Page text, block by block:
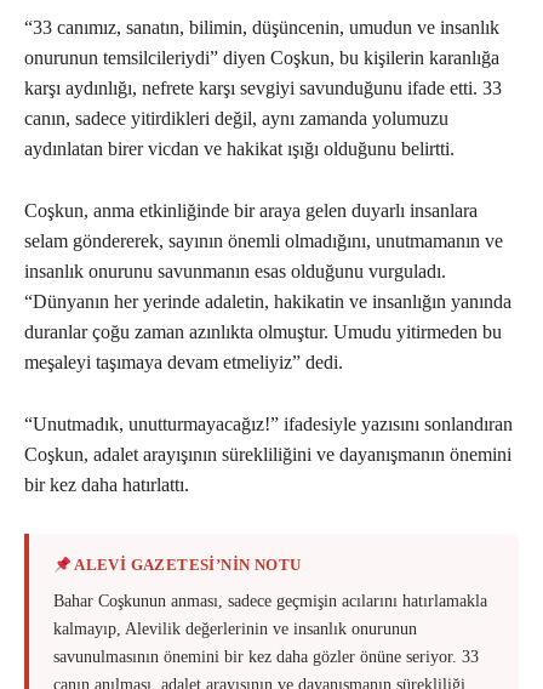
“33 canımız, sanatın, bilimin, düşüncenin, umudun ve insanlık
onurunun temsilcileriydi” diyen Coşkun, bu kişilerin karanlığa
karşı aydınlığı, nefrete karşı sevgiyi savunduğunu ifade etti. 33
canın, sadece yitirdikleri değil, aynı zamanda yolumuzu
aydınlatan birer vicdan ve hakikat ışığı olduğunu belirtti.
Coşkun, anma etkinliğinde bir araya gelen duyarlı insanlara
selam göndererek, sayının önemli olmadığını, unutmamanın ve
insanlık onurunu savunmanın esas olduğunu vurguladı.
“Dünyanın her yerinde adaletin, hakikatin ve insanlığın yanında
duranlar çoğu zaman azınlıkta olmuştur. Umudu yitirmeden bu
meşaleyi taşımaya devam etmeliyiz” dedi.
“Unutmadık, unutturmayacağız!” ifadesiyle yazısını sonlandıran
Coşkun, adalet arayışının sürekliliğini ve dayanışmanın önemini
bir kez daha hatırlattı.
ALEVİ GAZETESİ’NİN NOTU
Bahar Coşkunun anması, sadece geçmişin acılarını hatırlamakla
kalmayıp, Alevilik değerlerinin ve insanlık onurunun
savunulmasının önemini bir kez daha gözler önüne seriyor. 33
canın anılması, adalet arayışının ve dayanışmanın sürekliliği